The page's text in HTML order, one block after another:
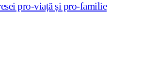
pro-viață și pro-familie